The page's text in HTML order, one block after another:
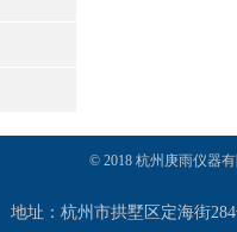
© 2018 杭州庚雨仪器
地址：杭州市拱墅区定海街